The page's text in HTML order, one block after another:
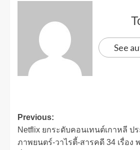
See
Previous:
Netflix ยกระดับคอนเทนต์เกาหลี ป
ภาพยนตร์-วาไรตี้-สารคดี 34 เรื่อง